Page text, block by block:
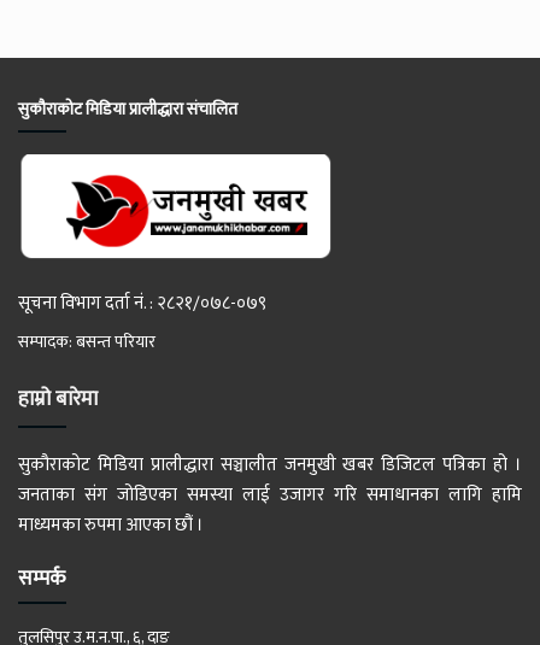
सुकौराकोट मिडिया प्रालीद्धारा संचालित
सूचना विभाग दर्ता नं. : २८२१/०७८-०७९
सम्पादक: बसन्त परियार
हाम्रो बारेमा
सुकौराकोट मिडिया प्रालीद्धारा सञ्चालीत जनमुखी खबर डिजिटल पत्रिका हो ।
जनताका संग जोडिएका समस्या लाई उजागर गरि समाधानका लागि हामि
माध्यमका रुपमा आएका छौं ।
सम्पर्क
तुलसिपुर उ.म.न.पा., ६, दाङ